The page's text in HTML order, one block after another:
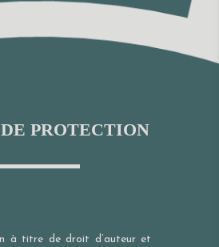
PROTECTION
à titre de droit d’auteur et